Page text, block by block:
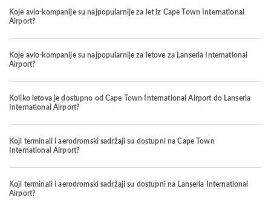
Koje avio-kompanije su najpopularnije za let iz Cape Town International
Airport?
Koje avio-kompanije su najpopularnije za letove za Lanseria International
Airport?
Koliko letova je dostupno od Cape Town International Airport do Lanseria
International Airport?
Koji terminali i aerodromski sadržaji su dostupni na Cape Town
International Airport?
Koji terminali i aerodromski sadržaji su dostupni na Lanseria International
Airport?